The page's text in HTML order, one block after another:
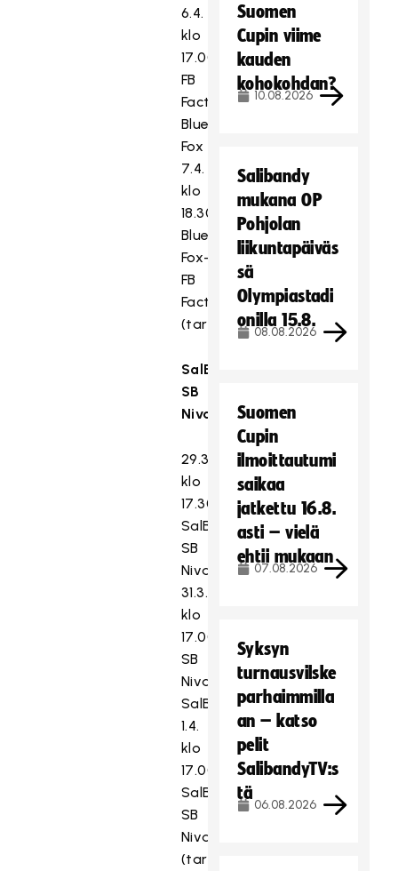
6.4.
klo
17.00
FB
Factor–
Blue
Fox
7.4.
klo
18.30
Blue
Fox–
FB
Factor
(tarvittaessa)
SalBa-
SB
Nivala
29.3.
klo
17.30
SalBa–
SB
Nivala
31.3.
klo
17.00
SB
Nivala–
SalBa
1.4.
klo
17.00
SalBa–
SB
Nivala
(tarvittaessa)
Suomen
Cupin viime
kauden
kohokohdan?
10.08.2026
Salibandy
mukana OP
Pohjolan
liikuntapäiväs
sä
Olympiastadi
onilla 15.8.
08.08.2026
Suomen
Cupin
ilmoittautumi
saikaa
jatkettu 16.8.
asti – vielä
ehtii mukaan
07.08.2026
Syksyn
turnausvilske
parhaimmilla
an – katso
pelit
SalibandyTV:s
tä
06.08.2026